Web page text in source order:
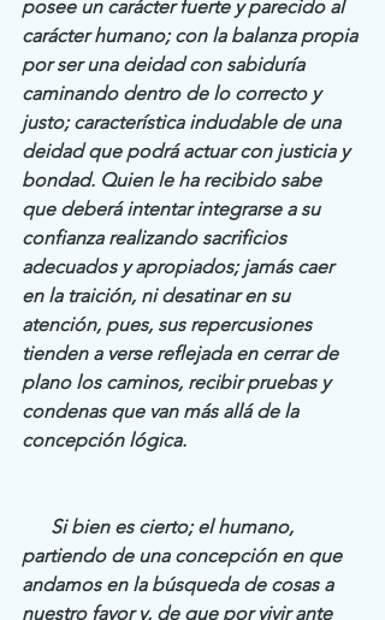
posee un carácter fuerte y parecido al
carácter humano; con la balanza propia
por ser una deidad con sabiduría
caminando dentro de lo correcto y
justo; característica indudable de una
deidad que podrá actuar con justicia y
bondad. Quien le ha recibido sabe
que deberá intentar integrarse a su
confianza realizando sacrificios
adecuados y apropiados; jamás caer
en la traición, ni desatinar en su
atención, pues, sus repercusiones
tienden a verse reflejada en cerrar de
plano los caminos, recibir pruebas y
condenas que van más allá de la
concepción lógica.
partiendo de una concepción en que
andamos en la búsqueda de cosas a
nuestro favor y, de que por vivir ante